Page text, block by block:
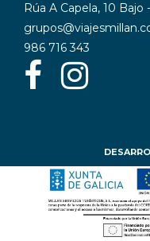
Rúa A Capela, 10
986 716 343